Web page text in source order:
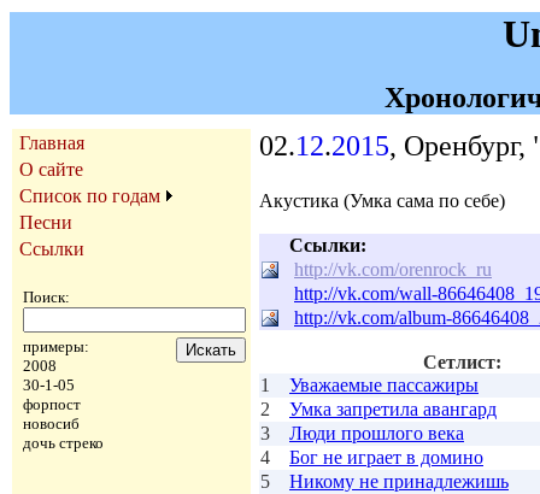
Главная
О сайте
Список по годам
Песни
Ссылки
Поиск:
примеры:
2008
30-1-05
форпост
новосиб
дочь стреко
02.12.2015, Оренбург,
Акустика (Умка сама по себе)
Ссылки:
http://vk.com/orenrock_ru
http://vk.com/wall-
http://vk.com/album-
Сетлист:
1
Уважаемые пассажиры
2
Умка запретила авангард
3
Люди прошлого века
4
Бог не играет в домино
5
Никому не принадлежишь